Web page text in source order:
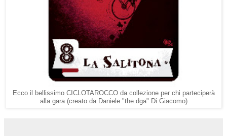
Ecco il bellissimo CICLOTAROCCO da collezione per chi parteciperà
alla gara (creato da Daniele "the dga" Di Giacomo)